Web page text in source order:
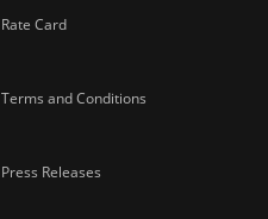
Rate Card
Terms and Conditions
Press Releases